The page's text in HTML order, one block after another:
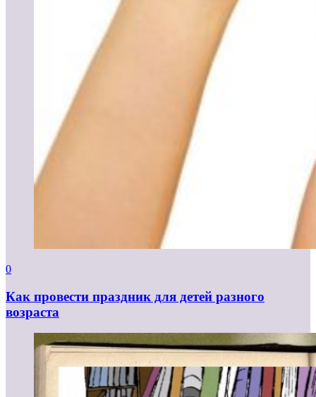
0
Как провести праздник для детей разного
возраста